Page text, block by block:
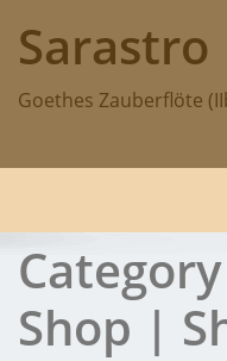
content
Sarastro
Goethes Zauberflöte
Shop |